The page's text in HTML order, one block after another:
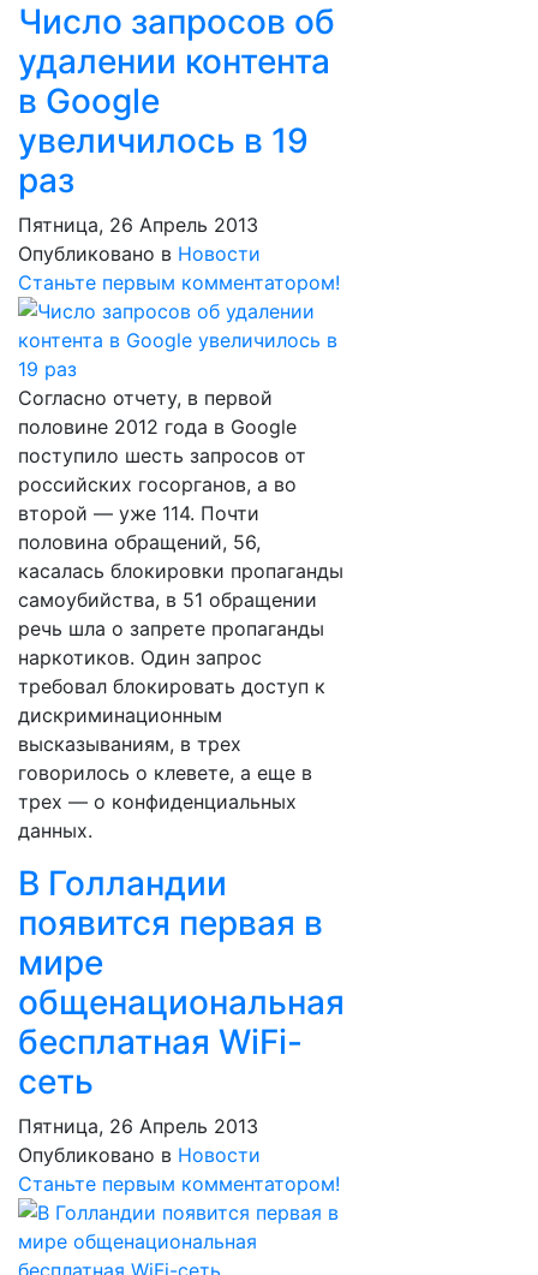
Число запросов об
удалении контента
в Google
увеличилось в 19
раз
Пятница, 26 Апрель 2013
Опубликовано в Новости
Станьте первым комментатором!
Согласно отчету, в первой
половине 2012 года в Google
поступило шесть запросов от
российских госорганов, а во
второй — уже 114. Почти
половина обращений, 56,
касалась блокировки пропаганды
самоубийства, в 51 обращении
речь шла о запрете пропаганды
наркотиков. Один запрос
требовал блокировать доступ к
дискриминационным
высказываниям, в трех
говорилось о клевете, а еще в
трех — о конфиденциальных
данных.
В Голландии
появится первая в
мире
общенациональная
бесплатная WiFi-
сеть
Пятница, 26 Апрель 2013
Опубликовано в Новости
Станьте первым комментатором!